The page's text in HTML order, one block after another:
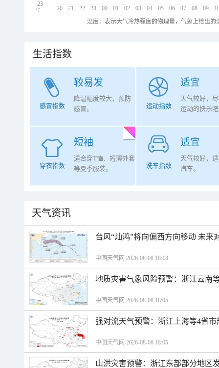
20 21 22 23 00 01 02 03 04 05 06 07 08 09
23
℃
温度：表示大气冷热程度的物理量，气象上给出
生活指数
较易发
感冒指数
降温幅度较大，预防
感冒。
适宜
运动指数
天气较好，
运动的快乐
短袖
穿衣指数
适合穿T恤、短薄外套
等夏季服装。
适宜
洗车指数
天气较好，
汽车。
天气资讯
台风“灿鸿”将向偏西方向移动 未来
中国天气网 2026-08-08 18:18
地质灾害气象风险预警：浙江云南
中国天气网 2026-08-08 18:05
强对流天气预警：浙江上海等4省
中国天气网 2026-08-08 18:05
山洪灾害预警：浙江东部部分地区